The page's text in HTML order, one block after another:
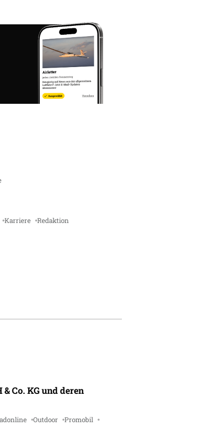
Karriere Redaktion
Co. KG und deren
Outdoor Promobil